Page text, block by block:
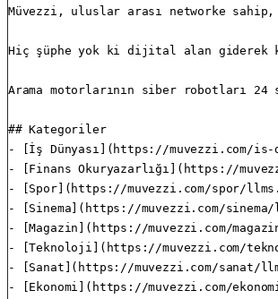
Müvezzi, uluslar arası networke
Hiç şüphe yok ki dijital alan giderek
Arama motorlarının siber robotları
## Kategoriler
- [İş Dünyası](https://muvezzi.com/
- [Finans Okuryazarlığı](https://
- [Spor](https://muvezzi.com/spor/
- [Sinema](https://muvezzi.com/
- [Magazin](https://muvezzi.com/
- [Teknoloji](https://muvezzi.com/
- [Sanat](https://muvezzi.com/sanat/
- [Ekonomi](https://muvezzi.com/